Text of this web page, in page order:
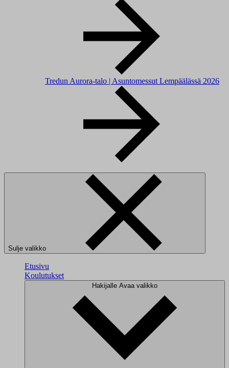
Tredun Aurora-talo | Asuntomessut Lempäälässä 2026
Sulje valikko
Etusivu
Koulutukset
Hakijalle Avaa valikko